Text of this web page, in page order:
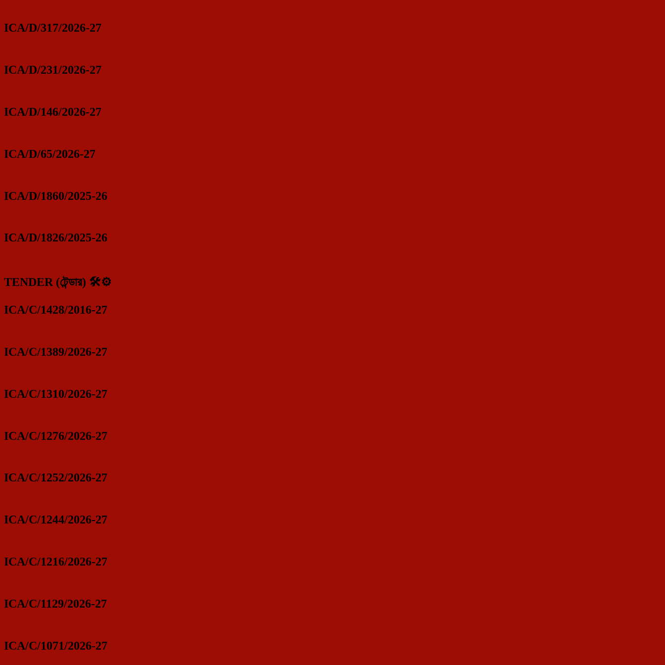
ICA/D/317/2026-27
ICA/D/231/2026-27
ICA/D/146/2026-27
ICA/D/65/2026-27
ICA/D/1860/2025-26
ICA/D/1826/2025-26
TENDER (টেন্ডার) 🛠️⚙️
ICA/C/1428/2016-27
ICA/C/1389/2026-27
ICA/C/1310/2026-27
ICA/C/1276/2026-27
ICA/C/1252/2026-27
ICA/C/1244/2026-27
ICA/C/1216/2026-27
ICA/C/1129/2026-27
ICA/C/1071/2026-27